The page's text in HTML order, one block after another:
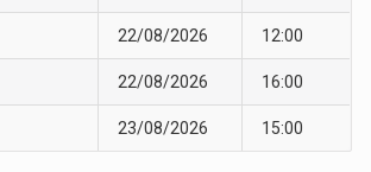
22/08/2026 12:00
22/08/2026 16:00
23/08/2026 15:00